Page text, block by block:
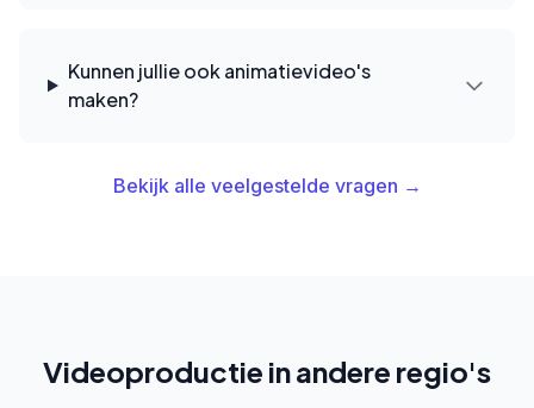
Kunnen jullie ook animatievideo's
maken?
Bekijk alle veelgestelde vragen →
Videoproductie in andere regio's